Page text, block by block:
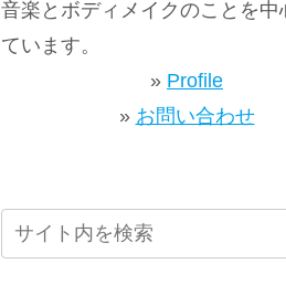
音楽とボディメイクのことを中
ています。
» Profile
» お問い合わせ